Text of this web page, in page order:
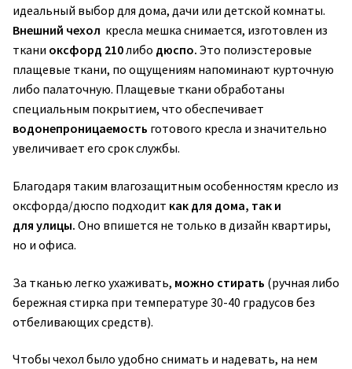
идеальный выбор для дома, дачи или детской комнаты.
Внешний чехол кресла мешка снимается, изготовлен из
ткани оксфорд 210либо дюспо. Это полиэстеровые
плащевые ткани, по ощущениям напоминают курточную
либо палаточную. Плащевые ткани обработаны
специальным покрытием, что обеспечивает
водонепроницаемость готового кресла и значительно
увеличивает его срок службы.
Благодаря таким влагозащитным особенностям кресло из
оксфорда/дюспо подходит как для дома, так и
для улицы. Оно впишется не только в дизайн квартиры,
но и офиса.
За тканью легко ухаживать, можно стирать (ручная либо
бережная стирка при температуре 30-40 градусов без
отбеливающих средств).
Чтобы чехол было удобно снимать и надевать, на нем